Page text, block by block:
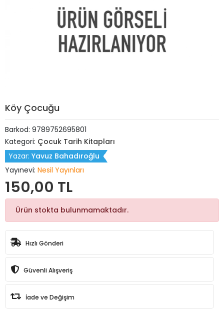
Köy Çocuğu
Barkod: 9789752695801
Kategori: Çocuk Tarih Kitapları
Yazar: Yavuz Bahadıroğlu
Yayınevi: Nesil Yayınları
150,00 TL
Ürün stokta bulunmamaktadır.
Hızlı Gönderi
Güvenli Alışveriş
İade ve Değişim